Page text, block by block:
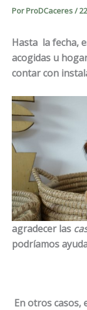
PorProDCaceres/
Hasta la fecha,
acogidas u
contar con
agradecer las
podríamos
En otros casos,